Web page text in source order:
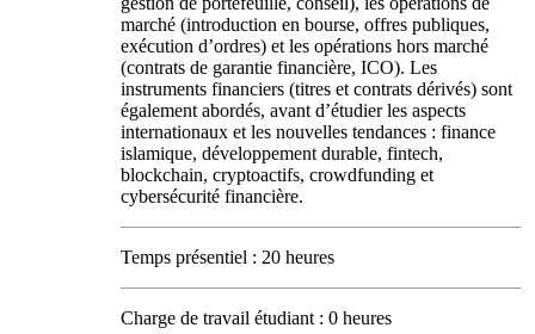
marché (introduction en bourse, offres publiques,
exécution d’ordres) et les opérations hors marché
(contrats de garantie financière, ICO). Les
instruments financiers (titres et contrats dérivés) sont
également abordés, avant d’étudier les aspects
internationaux et les nouvelles tendances : finance
islamique, développement durable, fintech,
blockchain, cryptoactifs, crowdfunding et
cybersécurité financière.
Temps présentiel : 20 heures
Charge de travail étudiant : 0 heures